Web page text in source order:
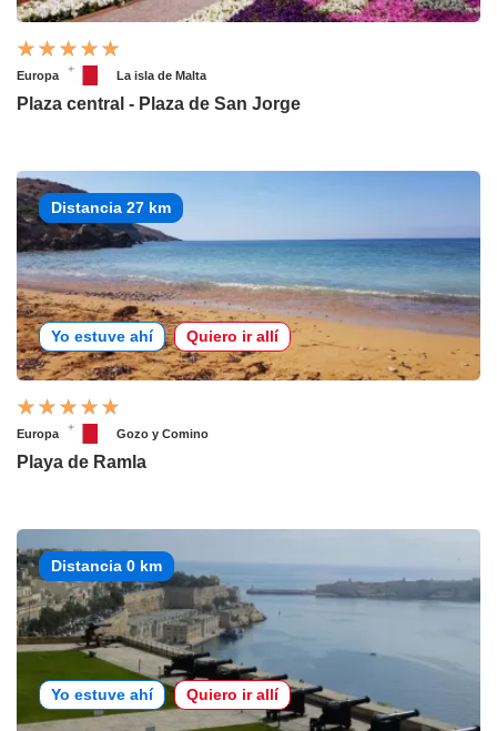
Europa La isla de Malta
Plaza central - Plaza de San Jorge
Distancia 27 km
Yo estuve ahí Quiero ir allí
Europa Gozo y Comino
Playa de Ramla
Distancia 0 km
Yo estuve ahí Quiero ir allí